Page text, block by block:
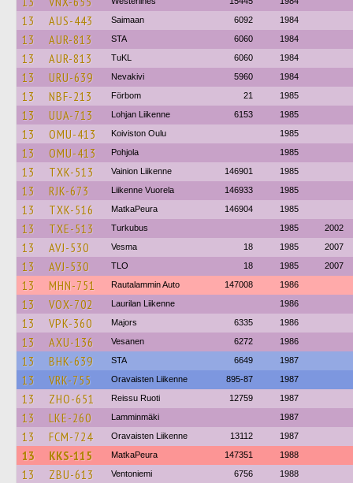
13 AUS-443 Saimaan 6092 1984
13 AUR-813 STA 6060 1984
13 AUR-813 TuKL 6060 1984
13 URU-639 Nevakivi 5960 1984
13 NBF-213 Förbom 21 1985
13 UUA-713 Lohjan Liikenne 6153 1985
13 OMU-413 Koiviston Oulu 1985
13 OMU-413 Pohjola 1985
13 TXK-513 Vainion Liikenne 146901 1985
13 RJK-673 Liikenne Vuorela 146933 1985
13 TXK-516 MatkaPeura 146904 1985
13 TXE-513 Turkubus 1985 2002
13 AVJ-530 Vesma 18 1985 2007
13 AVJ-530 TLO 18 1985 2007
13 MHN-751 Rautalammin Auto 147008 1986
13 VOX-702 Laurilan Liikenne 1986
13 VPK-360 Majors 6335 1986
13 AXU-136 Vesanen 6272 1986
13 BHK-639 STA 6649 1987
13 VRK-755 Oravaisten Liikenne 895-87 1987
13 ZHO-651 Reissu Ruoti 12759 1987
13 LKE-260 Lamminmäki 1987
13 FCM-724 Oravaisten Liikenne 13112 1987
13 KKS-115 MatkaPeura 147351 1988
13 ZBU-613 Ventoniemi 6756 1988